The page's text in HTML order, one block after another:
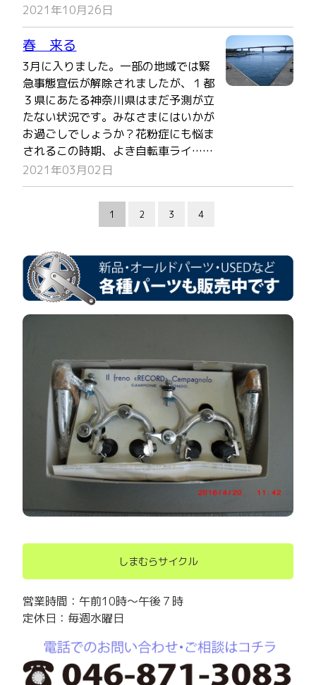
2021年10月26日
春 来る
3月に入りました。一部の地域では緊
急事態宣伝が解除されましたが、１都
３県にあたる神奈川県はまだ予測が立
たない状況です。みなさまにはいかが
お過ごしでしょうか？花粉症にも悩ま
されるこの時期、よき自転車ライ……
2021年03月02日
1 2 3 4
しまむらサイクル
営業時間：午前10時～午後７時
定休日：毎週水曜日